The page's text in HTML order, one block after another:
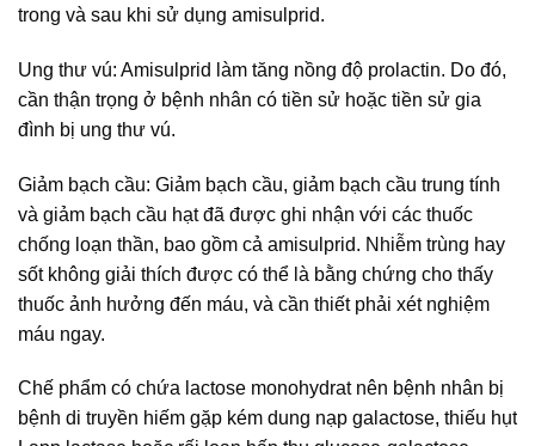
trong và sau khi sử dụng amisulprid.
Ung thư vú: Amisulprid làm tăng nồng độ prolactin. Do đó,
cần thận trọng ở bệnh nhân có tiền sử hoặc tiền sử gia
đình bị ung thư vú.
Giảm bạch cầu: Giảm bạch cầu, giảm bạch cầu trung tính
và giảm bạch cầu hạt đã được ghi nhận với các thuốc
chống loạn thần, bao gồm cả amisulprid. Nhiễm trùng hay
sốt không giải thích được có thể là bằng chứng cho thấy
thuốc ảnh hưởng đến máu, và cần thiết phải xét nghiệm
máu ngay.
Chế phẩm có chứa lactose monohydrat nên bệnh nhân bị
bệnh di truyền hiếm gặp kém dung nạp galactose, thiếu hụt